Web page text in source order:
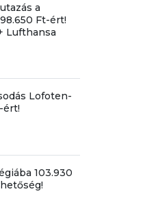
a
Ft-ért!
Lufthansa
Lofoten-
ért!
103.930